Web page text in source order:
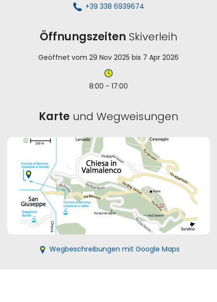
+39 338 6939674
Öffnungszeiten Skiverleih
Geöffnet vom 29 Nov 2025 bis 7 Apr 2026
8:00 - 17:00
Karte und Wegweisungen
Wegbeschreibungen mit Google Maps